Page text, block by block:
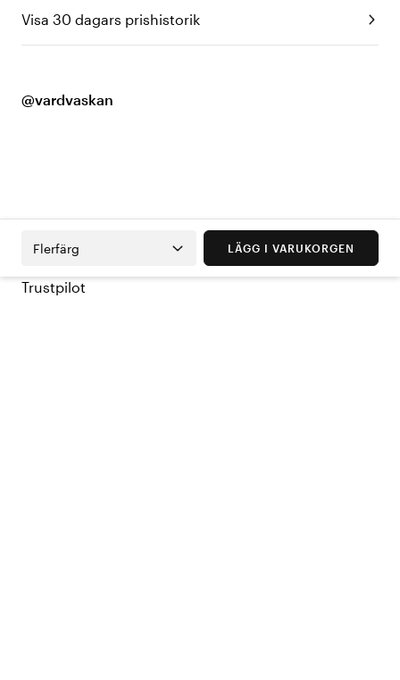
Visa 30 dagars prishistorik
@vardvaskan
Flerfärg LÄGG I VARUKORGEN
Trustpilot